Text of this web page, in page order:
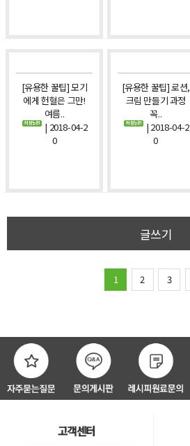
[유용한 꿀팁] 모기
에게 헌혈은 그만!
여름..
| 2018-04-2
0
[유용한 꿀팁] 로션,
크림 만들기 과정
꼭..
| 2018-04-2
0
글쓰기
1 2 3
고객센터